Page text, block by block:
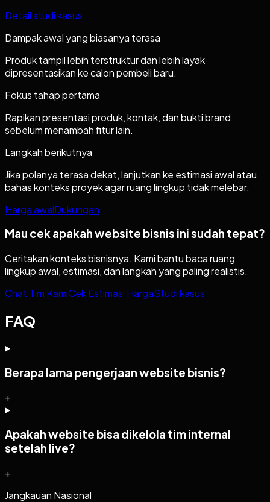
Detail studi kasus
Dampak awal yang biasanya terasa
Produk tampil lebih terstruktur dan lebih layak
dipresentasikan ke calon pembeli baru.
Fokus tahap pertama
Rapikan presentasi produk, kontak, dan bukti brand
sebelum menambah fitur lain.
Langkah berikutnya
Jika polanya terasa dekat, lanjutkan ke estimasi awal atau
bahas konteks proyek agar ruang lingkup tidak melebar.
Harga awalDukungan
Mau cek apakahwebsite bisnis ini sudah tepat?
Ceritakan konteks bisnisnya. Kami bantu baca ruang
lingkup awal, estimasi, dan langkah yang paling realistis.
Chat Tim KamiCek Estimasi HargaStudi kasus
FAQ
Berapa lama pengerjaan website bisnis?
+
Apakah website bisa dikelola tim internal
setelah live?
+
Jangkauan Nasional